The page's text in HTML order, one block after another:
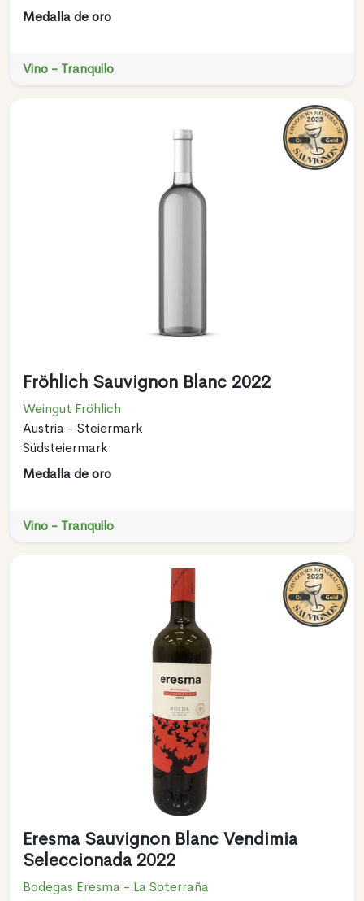
Medalla de oro
Vino - Tranquilo
Fröhlich Sauvignon Blanc 2022
Weingut Fröhlich
Austria - Steiermark
Südsteiermark
Medalla de oro
Vino - Tranquilo
Eresma Sauvignon Blanc Vendimia
Seleccionada 2022
Bodegas Eresma - La Soterraña